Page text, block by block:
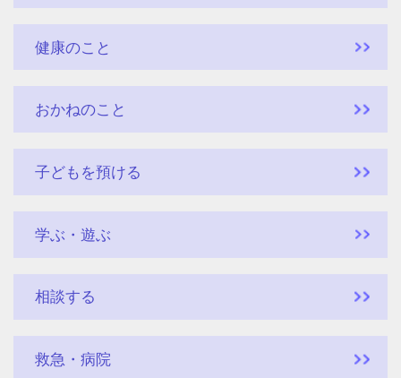
健康のこと
おかねのこと
子どもを預ける
学ぶ・遊ぶ
相談する
救急・病院